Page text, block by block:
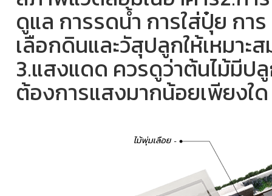
ดูแล การรดน้ำ การใส่ปุ๋ย การ
เลือกดินและวัสุปลูกให้เหมาะ
3.แสงแดด ควรดูว่าต้นไม้มีป
ต้องการแสงมากน้อยเพียงใด